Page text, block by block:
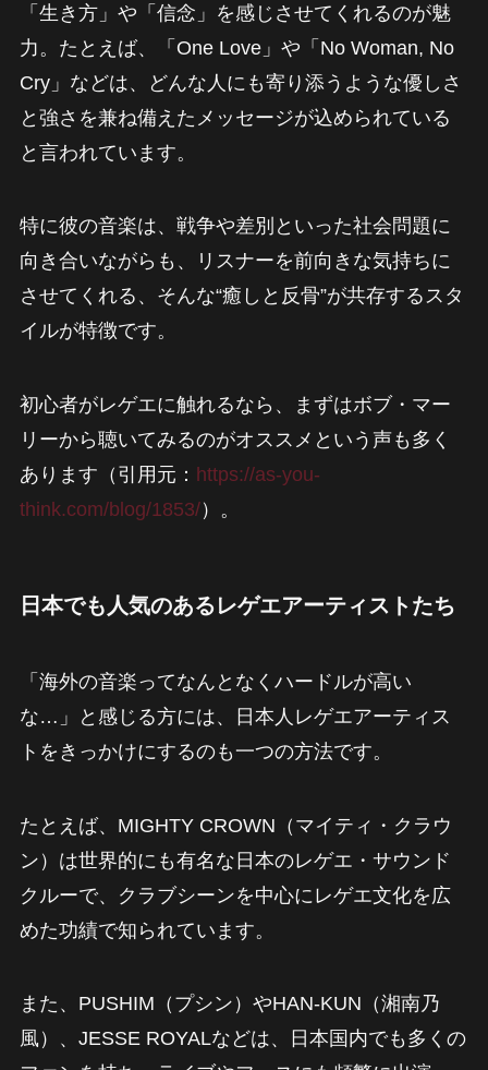
「生き方」や「信念」を感じさせてくれるのが魅
力。たとえば、「One Love」や「No Woman, No
Cry」などは、どんな人にも寄り添うような優しさ
と強さを兼ね備えたメッセージが込められている
と言われています。
特に彼の音楽は、戦争や差別といった社会問題に
向き合いながらも、リスナーを前向きな気持ちに
させてくれる、そんな“癒しと反骨”が共存するスタ
イルが特徴です。
初心者がレゲエに触れるなら、まずはボブ・マー
リーから聴いてみるのがオススメという声も多く
あります（引用元： https://as-you-
think.com/blog/1853/）。
日本でも人気のあるレゲエアーティストたち
「海外の音楽ってなんとなくハードルが高い
な…」と感じる方には、日本人レゲエアーティス
トをきっかけにするのも一つの方法です。
たとえば、MIGHTY CROWN（マイティ・クラウ
ン）は世界的にも有名な日本のレゲエ・サウンド
クルーで、クラブシーンを中心にレゲエ文化を広
めた功績で知られています。
また、PUSHIM（プシン）やHAN-KUN（湘南乃
風）、JESSE ROYALなどは、日本国内でも多くの